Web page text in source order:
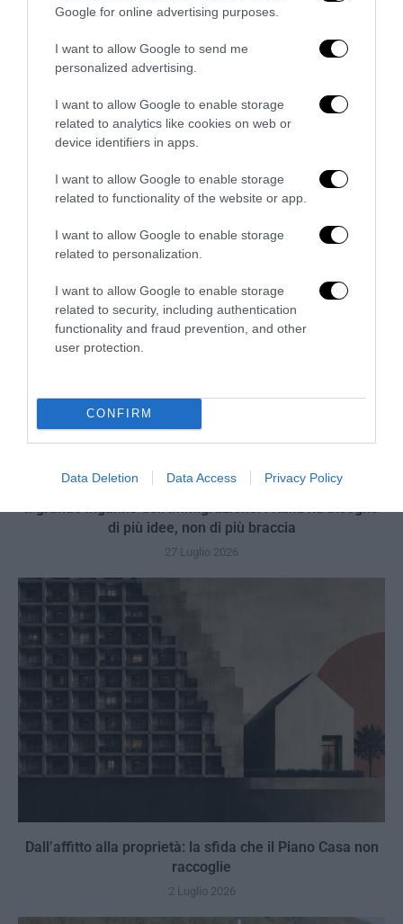
Google for online advertising purposes.
I want to allow Google to send me
personalized advertising.
I want to allow Google to enable storage
related to analytics like cookies on web or
device identifiers in apps.
I want to allow Google to enable storage
related to functionality of the website or app.
I want to allow Google to enable storage
related to personalization.
I want to allow Google to enable storage
related to security, including authentication
functionality and fraud prevention, and other
user protection.
CONFIRM
Data Deletion Data Access Privacy Policy
L’immigrazione è l’ultimo rifugio degli incapaci: contro
l’economia delle braccia
Il grande inganno dell’immigrazione: l’Italia ha bisogno
di più idee, non di più braccia
27 Luglio 2026
Dall’affitto alla proprietà: la sfida che il Piano Casa non
raccoglie
2 Luglio 2026